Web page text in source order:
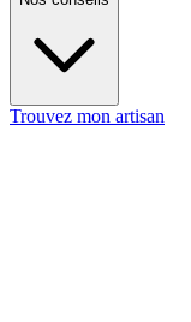
Trouvez mon artisan